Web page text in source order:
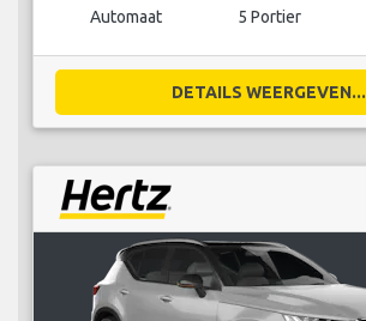
Automaat 5 Portier
DETAILS WEERGEVEN...